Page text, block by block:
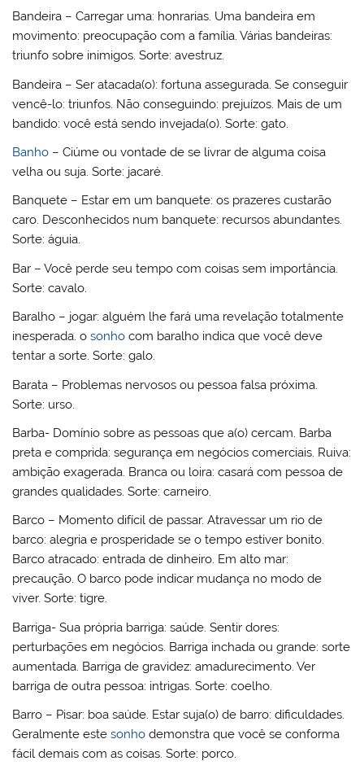
Bandeira – Carregar uma: honrarias. Uma bandeira em
movimento: preocupação com a família. Várias bandeiras:
triunfo sobre inimigos. Sorte: avestruz.
Bandeira – Ser atacada(o): fortuna assegurada. Se conseguir
vencê-lo: triunfos. Não conseguindo: prejuízos. Mais de um
bandido: você está sendo invejada(o). Sorte: gato.
Banho – Ciúme ou vontade de se livrar de alguma coisa
velha ou suja. Sorte: jacaré.
Banquete – Estar em um banquete: os prazeres custarão
caro. Desconhecidos num banquete: recursos abundantes.
Sorte: águia.
Bar – Você perde seu tempo com coisas sem importância.
Sorte: cavalo.
Baralho – jogar: alguém lhe fará uma revelação totalmente
inesperada. osonho com baralho indica que você deve
tentar a sorte. Sorte: galo.
Barata – Problemas nervosos ou pessoa falsa próxima.
Sorte: urso.
Barba- Domínio sobre as pessoas que a(o) cercam. Barba
preta e comprida: segurança em negócios comerciais. Ruiva:
ambição exagerada. Branca ou loira: casará com pessoa de
grandes qualidades. Sorte: carneiro.
Barco – Momento difícil de passar. Atravessar um rio de
barco: alegria e prosperidade se o tempo estiver bonito.
Barco atracado: entrada de dinheiro. Em alto mar:
precaução. O barco pode indicar mudança no modo de
viver. Sorte: tigre.
Barriga- Sua própria barriga: saúde. Sentir dores:
perturbações em negócios. Barriga inchada ou grande: sorte
aumentada. Barriga de gravidez: amadurecimento. Ver
barriga de outra pessoa: intrigas. Sorte: coelho.
Barro – Pisar: boa saúde. Estar suja(o) de barro: dificuldades.
Geralmente estesonho demonstra que você se conforma
fácil demais com as coisas. Sorte: porco.